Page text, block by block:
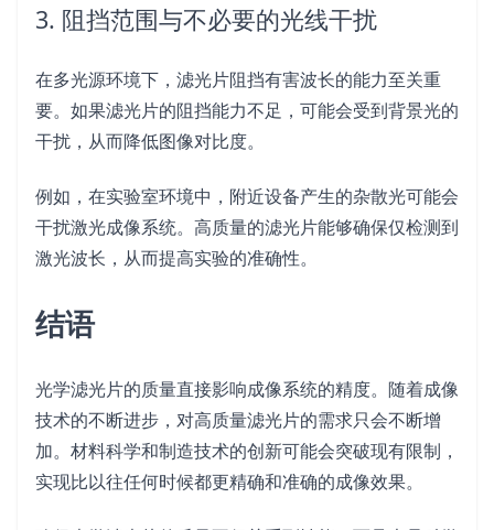
3. 阻挡范围与不必要的光线干扰
在多光源环境下，滤光片阻挡有害波长的能力至关重
要。如果滤光片的阻挡能力不足，可能会受到背景光的
干扰，从而降低图像对比度。
例如，在实验室环境中，附近设备产生的杂散光可能会
干扰激光成像系统。高质量的滤光片能够确保仅检测到
激光波长，从而提高实验的准确性。
结语
光学滤光片的质量直接影响成像系统的精度。随着成像
技术的不断进步，对高质量滤光片的需求只会不断增
加。材料科学和制造技术的创新可能会突破现有限制，
实现比以往任何时候都更精确和准确的成像效果。